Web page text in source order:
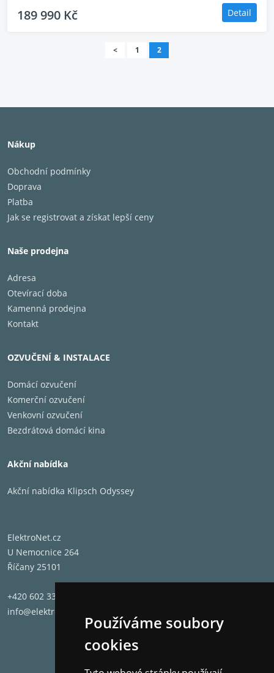
Používáme soubory
cookies
189 990 Kč Detail
< 1 2
Nákup
Obchodní podmínky
Doprava
Platba
Jak se registrovat a získat lepší ceny
Naše prodejna
Adresa
Otevírací doba
Kamenná prodejna
Kontakt
OZVUČENÍ & INSTALACE
Domácí ozvučení
Komerční ozvučení
Venkovní ozvučení
Bezdrátová domácí kina
Akční nabídka
Akční nabídka Klipsch Odyssey
ElektroNet.cz
U Nemocnice 264
Říčany 25101
+420 602 331 662
info@elektronet.cz